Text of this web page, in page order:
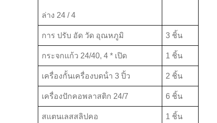
ล่าง 24 / 4
การ ปรับ อัด วัด อุณหภูมิ 3 ชิ้น
กระจกแก้ว 24/40, 4 * เปิด 1 ชิ้น
เครื่องกั้นเครื่องบดน้ํา 3 ปิ้ว 2 ชิ้น
เครื่องปักคอพลาสติก 24/7 6 ชิ้น
สแตนเลสสลิปคอ 1 ชิ้น